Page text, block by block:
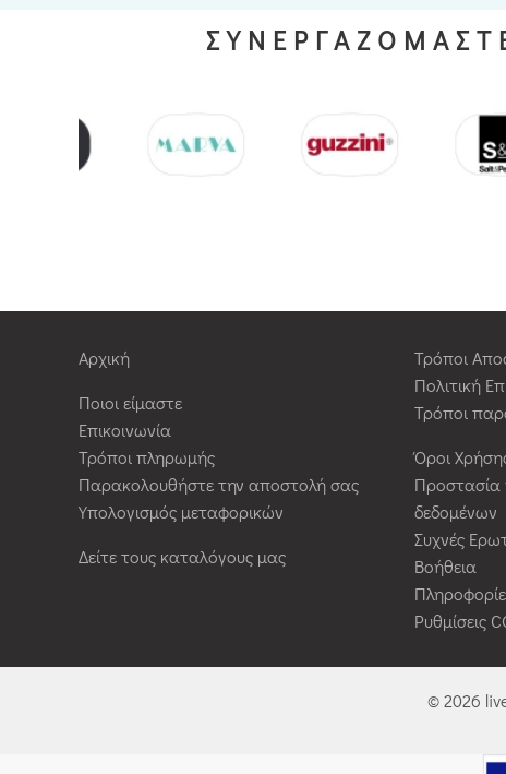
Αρχική
Ποιοι είμαστε
Επικοινωνία
Τρόποι πληρωμής
Παρακολουθήστε την αποστολή σας
Υπολογισμός μεταφορικών
Δείτε τους καταλόγους μας
Τρόποι
Πολιτική
Τρόποι
Όροι
δεδομένων
Συχνές
Βοήθεια
Ρυθμίσεις
© 2026